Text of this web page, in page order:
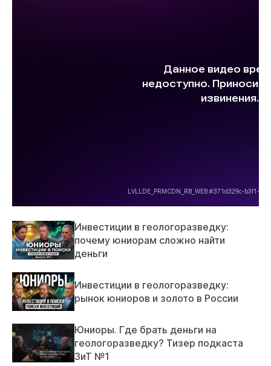
Инвестиции в геологоразведку:
почему юниорам сложно найти
деньги
Инвестиции в геологоразведку:
рынок юниоров и золото в России
Юниоры. Где брать деньги на
геологоразведку? Тизер подкаста
ЗиТ №1